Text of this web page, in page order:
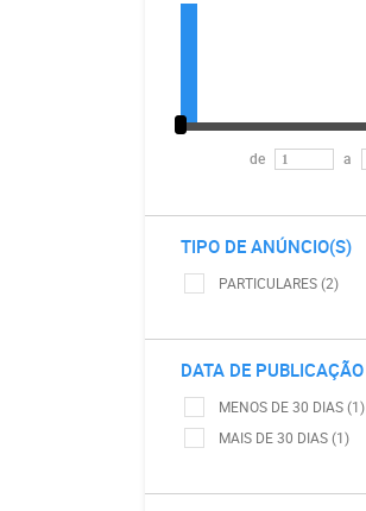
de a
TIPO DE ANÚNCIO(S)
PARTICULARES (2)
DATA DE PUBLICAÇÃO
MENOS DE 30 DIAS (1)
MAIS DE 30 DIAS (1)